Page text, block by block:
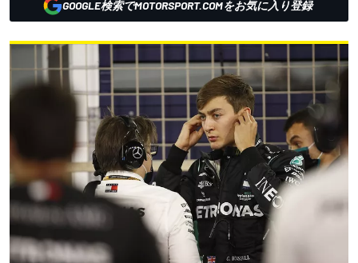
GOOGLE検索でMOTORSPORT.COMをお気に入り登録